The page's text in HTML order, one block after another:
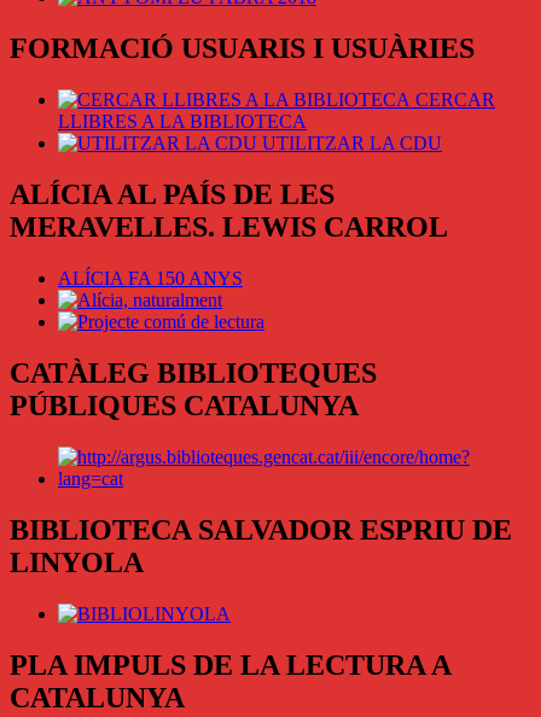
FORMACIÓ USUARIS I USUÀRIES
CERCAR
LLIBRES A LA BIBLIOTECA
UTILITZAR LA CDU
ALÍCIA AL PAÍS DE LES
MERAVELLES. LEWIS CARROL
ALÍCIA FA 150 ANYS
CATÀLEG BIBLIOTEQUES
PÚBLIQUES CATALUNYA
BIBLIOTECA SALVADOR ESPRIU DE
LINYOLA
PLA IMPULS DE LA LECTURA A
CATALUNYA